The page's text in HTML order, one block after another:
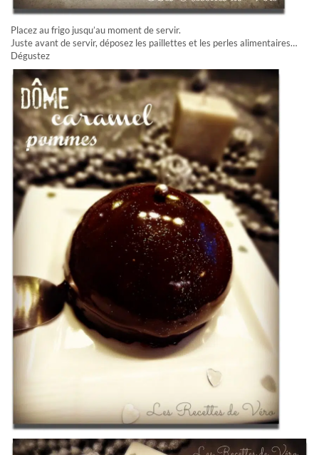
Placez au frigo jusqu’au moment de servir.
Juste avant de servir, déposez les paillettes et les perles alimentaires…
Dégustez